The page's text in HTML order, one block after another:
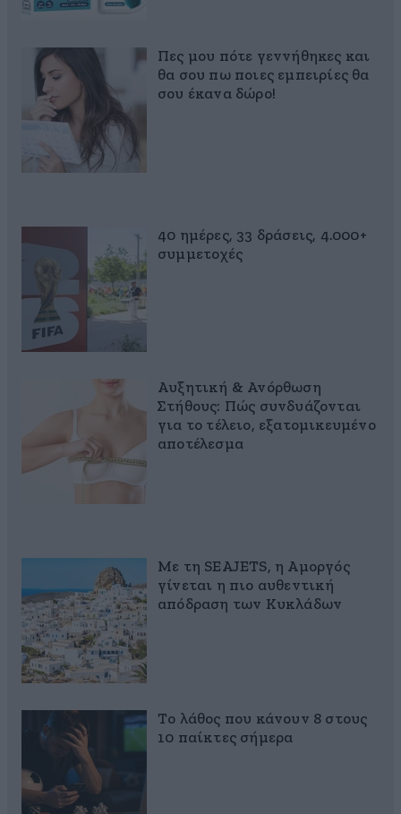
Πες μου πότε γεννήθηκες και
θα σου πω ποιες εμπειρίες θα
σου έκανα δώρο!
40 ημέρες, 33 δράσεις, 4.000+
συμμετοχές
Αυξητική & Ανόρθωση
Στήθους: Πώς συνδυάζονται
για το τέλειο, εξατομικευμένο
αποτέλεσμα
Με τη SEAJETS, η Αμοργός
γίνεται η πιο αυθεντική
απόδραση των Κυκλάδων
Το λάθος που κάνουν 8 στους
10 παίκτες σήμερα